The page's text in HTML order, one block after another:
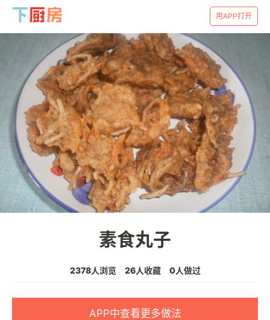
用APP打开
素食丸子
2378人浏览 26人收藏 0人做过
APP中查看更多做法